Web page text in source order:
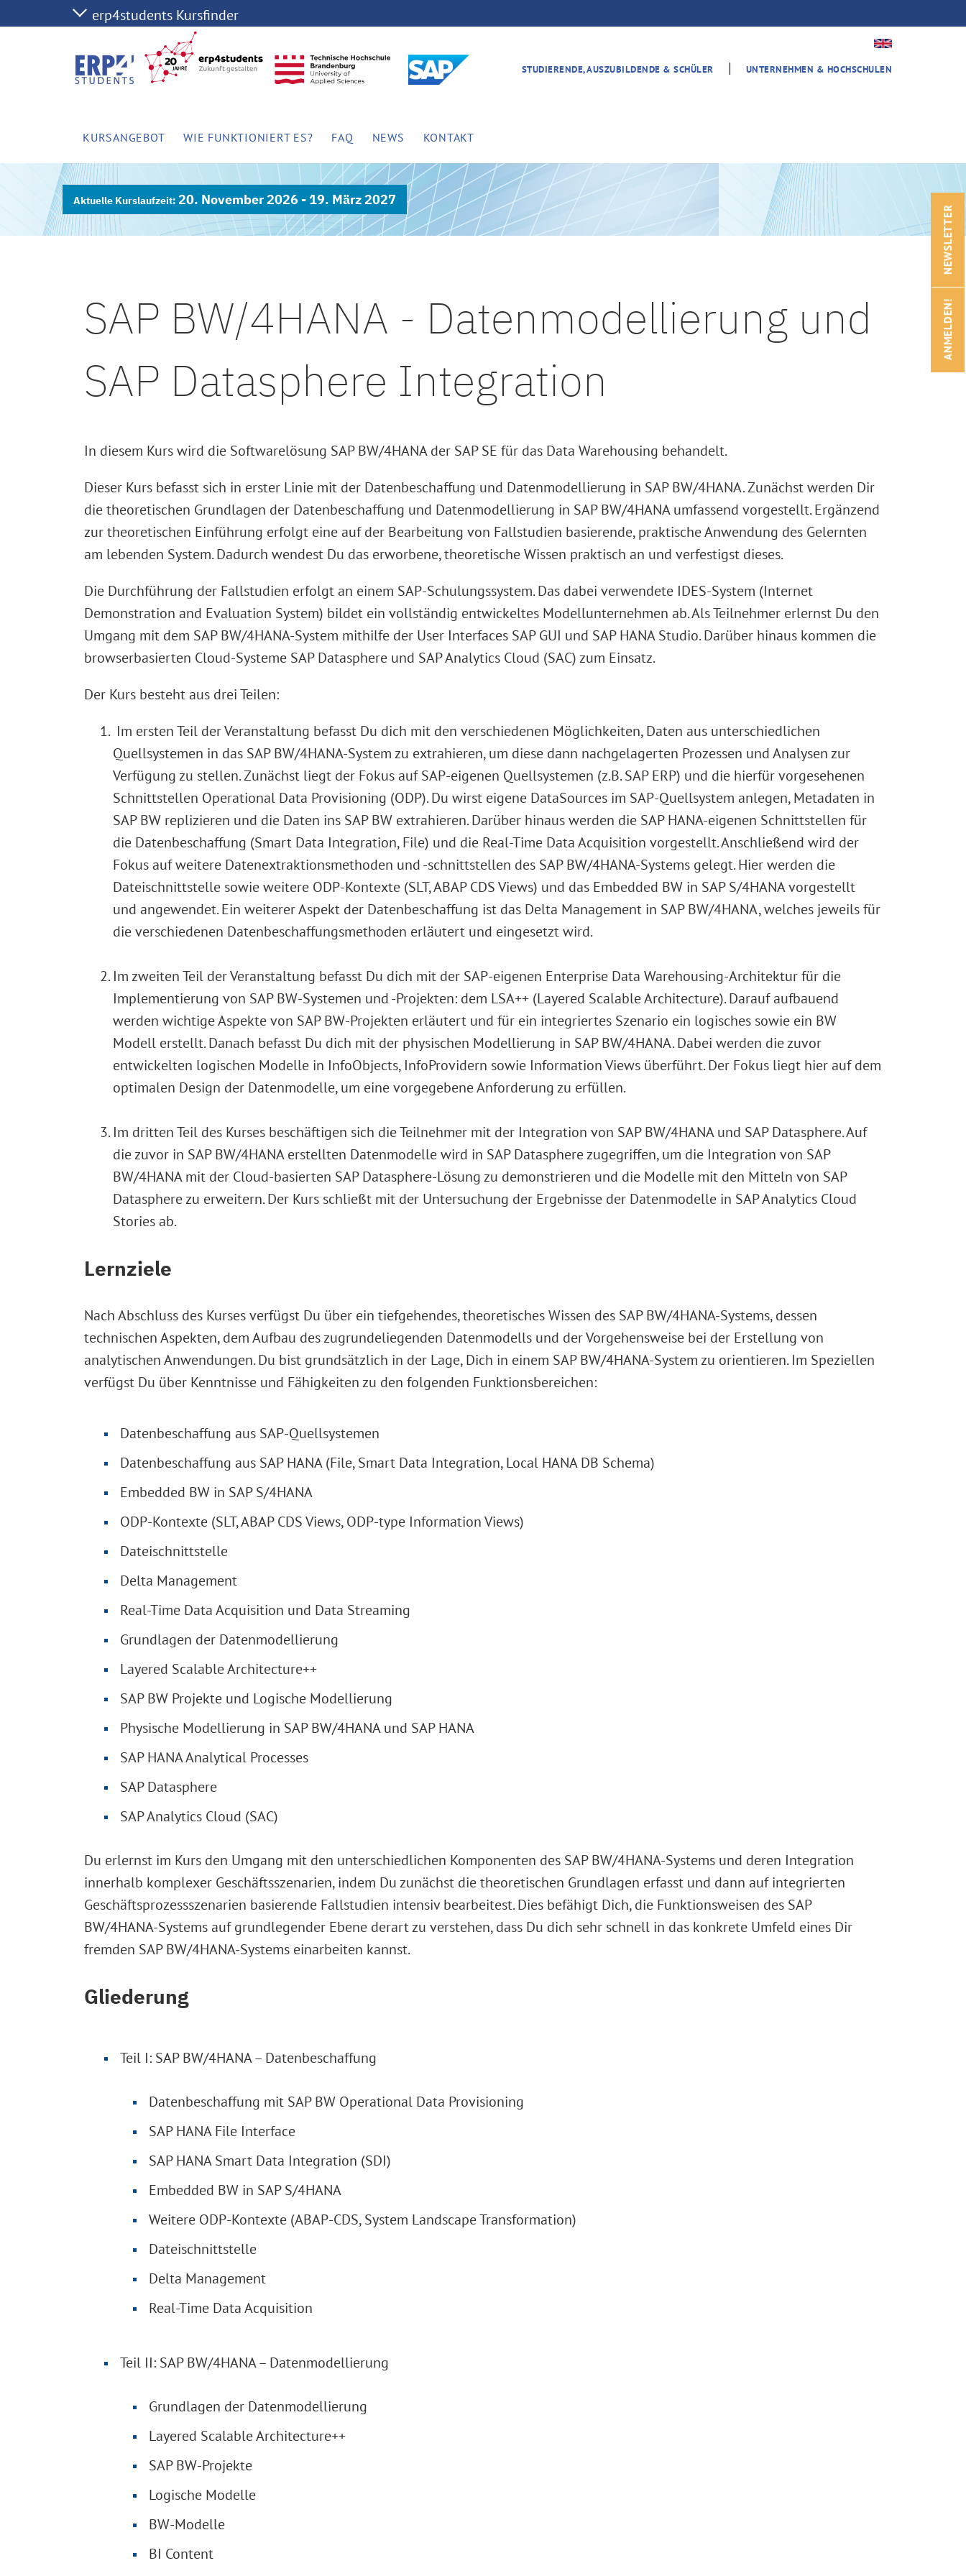
STUDIERENDE, AUSZUBILDENDE & SCHÜLER | UNTERNEHMEN & HOCHSCHULEN
KURSANGEBOT WIE FUNKTIONIERT ES? FAQ NEWS KONTAKT
20. November 2026 - 19. März 2027
SAP BW/4HANA - Datenmodellierung und
SAP Datasphere Integration
In diesem Kurs wird die Softwarelösung SAP BW/4HANA der SAP SE für das Data Warehousing behandelt.
Dieser Kurs befasst sich in erster Linie mit der Datenbeschaffung und Datenmodellierung in SAP BW/4HANA. Zunächst werden Dir
die theoretischen Grundlagen der Datenbeschaffung und Datenmodellierung in SAP BW/4HANA umfassend vorgestellt. Ergänzend
zur theoretischen Einführung erfolgt eine auf der Bearbeitung von Fallstudien basierende, praktische Anwendung des Gelernten
am lebenden System. Dadurch wendest Du das erworbene, theoretische Wissen praktisch an und verfestigst dieses.
Die Durchführung der Fallstudien erfolgt an einem SAP-Schulungssystem. Das dabei verwendete IDES-System (Internet
Demonstration and Evaluation System) bildet ein vollständig entwickeltes Modellunternehmen ab. Als Teilnehmer erlernst Du den
Umgang mit dem SAP BW/4HANA-System mithilfe der User Interfaces SAP GUI und SAP HANA Studio. Darüber hinaus kommen die
browserbasierten Cloud-Systeme SAP Datasphere und SAP Analytics Cloud (SAC) zum Einsatz.
Der Kurs besteht aus drei Teilen:
Im ersten Teil der Veranstaltung befasst Du dich mit den verschiedenen Möglichkeiten, Daten aus unterschiedlichen
Quellsystemen in das SAP BW/4HANA-System zu extrahieren, um diese dann nachgelagerten Prozessen und Analysen zur
Verfügung zu stellen. Zunächst liegt der Fokus auf SAP-eigenen Quellsystemen (z.B. SAP ERP) und die hierfür vorgesehenen
Schnittstellen Operational Data Provisioning (ODP). Du wirst eigene DataSources im SAP-Quellsystem anlegen, Metadaten in
SAP BW replizieren und die Daten ins SAP BW extrahieren. Darüber hinaus werden die SAP HANA-eigenen Schnittstellen für
die Datenbeschaffung (Smart Data Integration, File) und die Real-Time Data Acquisition vorgestellt. Anschließend wird der
Fokus auf weitere Datenextraktionsmethoden und -schnittstellen des SAP BW/4HANA-Systems gelegt. Hier werden die
Dateischnittstelle sowie weitere ODP-Kontexte (SLT, ABAP CDS Views) und das Embedded BW in SAP S/4HANA vorgestellt
und angewendet. Ein weiterer Aspekt der Datenbeschaffung ist das Delta Management in SAP BW/4HANA, welches jeweils für
die verschiedenen Datenbeschaffungsmethoden erläutert und eingesetzt wird.
Im zweiten Teil der Veranstaltung befasst Du dich mit der SAP-eigenen Enterprise Data Warehousing-Architektur für die
Implementierung von SAP BW-Systemen und -Projekten: dem LSA++ (Layered Scalable Architecture). Darauf aufbauend
werden wichtige Aspekte von SAP BW-Projekten erläutert und für ein integriertes Szenario ein logisches sowie ein BW
Modell erstellt. Danach befasst Du dich mit der physischen Modellierung in SAP BW/4HANA. Dabei werden die zuvor
entwickelten logischen Modelle in InfoObjects, InfoProvidern sowie Information Views überführt. Der Fokus liegt hier auf dem
optimalen Design der Datenmodelle, um eine vorgegebene Anforderung zu erfüllen.
Im dritten Teil des Kurses beschäftigen sich die Teilnehmer mit der Integration von SAP BW/4HANA und SAP Datasphere. Auf
die zuvor in SAP BW/4HANA erstellten Datenmodelle wird in SAP Datasphere zugegriffen, um die Integration von SAP
BW/4HANA mit der Cloud-basierten SAP Datasphere-Lösung zu demonstrieren und die Modelle mit den Mitteln von SAP
Datasphere zu erweitern. Der Kurs schließt mit der Untersuchung der Ergebnisse der Datenmodelle in SAP Analytics Cloud
Stories ab.
Lernziele
Nach Abschluss des Kurses verfügst Du über ein tiefgehendes, theoretisches Wissen des SAP BW/4HANA-Systems, dessen
technischen Aspekten, dem Aufbau des zugrundeliegenden Datenmodells und der Vorgehensweise bei der Erstellung von
analytischen Anwendungen. Du bist grundsätzlich in der Lage, Dich in einem SAP BW/4HANA-System zu orientieren. Im Speziellen
verfügst Du über Kenntnisse und Fähigkeiten zu den folgenden Funktionsbereichen:
Datenbeschaffung aus SAP-Quellsystemen
Datenbeschaffung aus SAP HANA (File, Smart Data Integration, Local HANA DB Schema)
Embedded BW in SAP S/4HANA
ODP-Kontexte (SLT, ABAP CDS Views, ODP-type Information Views)
Dateischnittstelle
Delta Management
Real-Time Data Acquisition und Data Streaming
Grundlagen der Datenmodellierung
Layered Scalable Architecture++
SAP BW Projekte und Logische Modellierung
Physische Modellierung in SAP BW/4HANA und SAP HANA
SAP HANA Analytical Processes
SAP Datasphere
SAP Analytics Cloud (SAC)
Du erlernst im Kurs den Umgang mit den unterschiedlichen Komponenten des SAP BW/4HANA-Systems und deren Integration
innerhalb komplexer Geschäftsszenarien, indem Du zunächst die theoretischen Grundlagen erfasst und dann auf integrierten
Geschäftsprozessszenarien basierende Fallstudien intensiv bearbeitest. Dies befähigt Dich, die Funktionsweisen des SAP
BW/4HANA-Systems auf grundlegender Ebene derart zu verstehen, dass Du dich sehr schnell in das konkrete Umfeld eines Dir
fremden SAP BW/4HANA-Systems einarbeiten kannst.
Gliederung
Teil I: SAP BW/4HANA – Datenbeschaffung
Datenbeschaffung mit SAP BW Operational Data Provisioning
SAP HANA File Interface
SAP HANA Smart Data Integration (SDI)
Embedded BW in SAP S/4HANA
Weitere ODP-Kontexte (ABAP-CDS, System Landscape Transformation)
Dateischnittstelle
Delta Management
Real-Time Data Acquisition
Teil II: SAP BW/4HANA – Datenmodellierung
Grundlagen der Datenmodellierung
Layered Scalable Architecture++
SAP BW-Projekte
Logische Modelle
BW-Modelle
BI Content
ANMELDEN!
NEWSLETTER